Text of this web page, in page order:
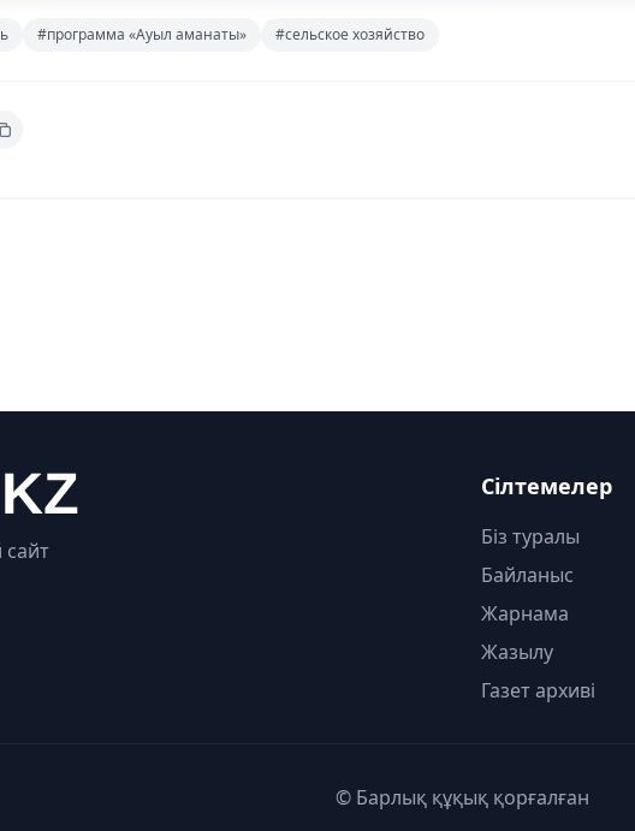
#программа «Ауыл аманаты» #сельское хозяйство
Сілтемелер
Біз туралы
Байланыс
Жарнама
Жазылу
Газет архиві
© Барлық құқық қорғалған